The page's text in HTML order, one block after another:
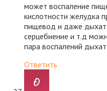
может воспаление
кислотности желудка
пищевод и даже
серцебиение и т.д
пара воспалений
Ответить